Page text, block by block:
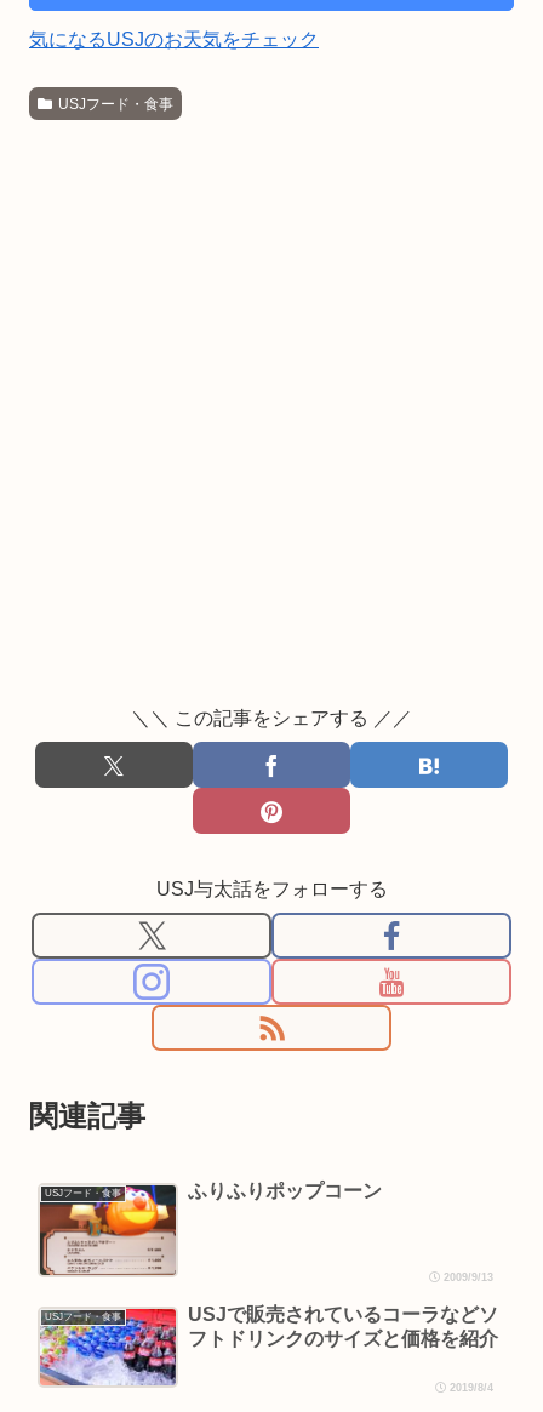
気になるUSJのお天気をチェック
USJフード・食事
＼＼ この記事をシェアする ／／
USJ与太話をフォローする
関連記事
USJフード・食事 ふりふりポップコーン
2009/9/13
USJフード・食事
USJで販売されているコーラなどソ
フトドリンクのサイズと価格を紹介
2019/8/4